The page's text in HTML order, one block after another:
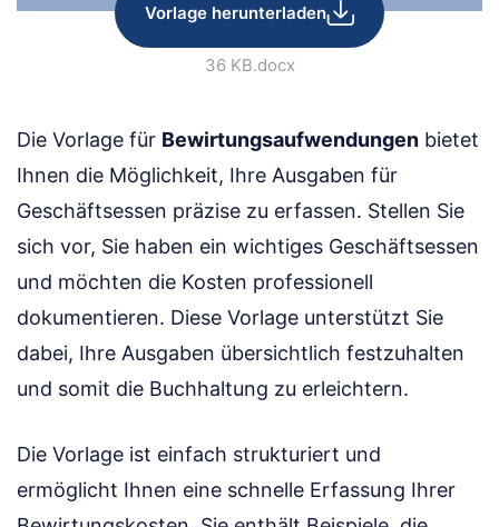
Vorlage herunterladen
36 KB.docx
Die Vorlage für Bewirtungsaufwendungen bietet
Ihnen die Möglichkeit, Ihre Ausgaben für
Geschäftsessen präzise zu erfassen. Stellen Sie
sich vor, Sie haben ein wichtiges Geschäftsessen
und möchten die Kosten professionell
dokumentieren. Diese Vorlage unterstützt Sie
dabei, Ihre Ausgaben übersichtlich festzuhalten
und somit die Buchhaltung zu erleichtern.
Die Vorlage ist einfach strukturiert und
ermöglicht Ihnen eine schnelle Erfassung Ihrer